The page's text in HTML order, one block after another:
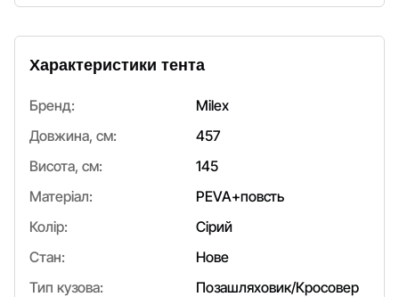
Характеристики тента
Бренд:
Milex
Довжина, см:
457
Висота, см:
145
Матеріал:
PEVA+повсть
Колір:
Сірий
Стан:
Нове
Тип кузова:
Позашляховик/Кросовер